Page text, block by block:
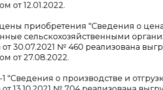
от 12.01.2022.
приобретения "Сведения о
сельскохозяйственными
30.07.2021 № 460 реализована
от 27.08.2022.
о производстве и